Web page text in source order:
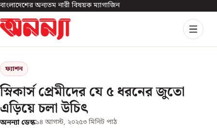
বাংলাদেশের অন্যতম নারী বিষয়ক ম্যাগাজিন
ফ্যাশন
স্নিকার্স প্রেমীদের যে ৫ ধরনের জুতো
এড়িয়ে চলা উচিৎ
অনন্যা ডেস্ক১৪ আগস্ট, ২০২৫৩ মিনিট পাঠ